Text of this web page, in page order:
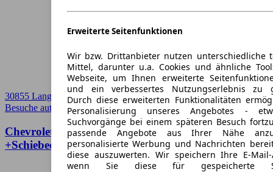
30855 Langenhagen
Besuche autoscout24.de➚
Chevrolet Camaro 6,2 V8 LT1 RS Garantie
+Schiebedach +BOSE
Erweiterte Seitenfunktionen
Wir bzw. Drittanbieter nutzen unterschiedliche
Mittel, darunter u.a. Cookies und ähnliche
Webseite, um Ihnen erweiterte
und ein verbessertes Nutzungserlebnis zu
Durch diese erweiterten Funktionalitäten
Personalisierung unseres Angebotes -
Suchvorgänge bei einem späteren Besuch
passende Angebote aus Ihrer Nähe
personalisierte Werbung und Nachrichten
diese auszuwerten. Wir speichern Ihre E-Mail-
wenn Sie diese für gespeicherte